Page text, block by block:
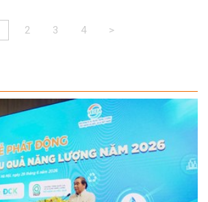
2 3 4 >